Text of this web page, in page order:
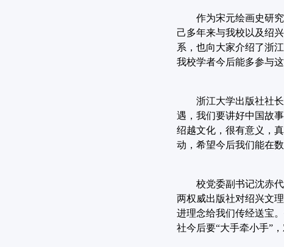
作为宋元绘画史研
己多年来与我校以及绍
系，也向大家介绍了浙
我校学者今后能多参与
浙江大学出版社社
遇，我们要讲好中国故
绍越文化，很有意义，
动，希望今后我们能在
校党委副书记沈赤
两权威出版社对绍兴文
进理念给我们传经送宝
社今后要“大手牵小手”